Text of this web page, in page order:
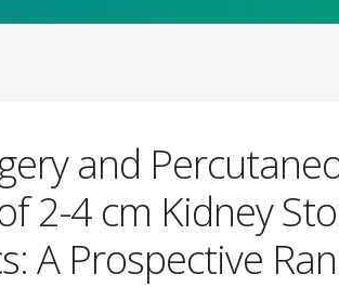
and
2-4 cm Kidney
A Prospective